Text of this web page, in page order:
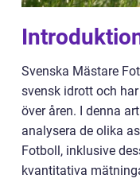
Svenska Mästare
svensk idrott och
över åren. I denna
analysera de olika
Fotboll, inklusive
kvantitativa